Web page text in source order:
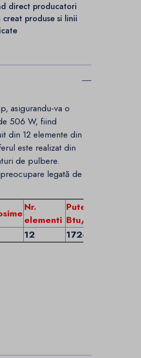
direct producatori
creat produse si linii
asigurandu-va o
506 W, fiind
din 12 elemente din
este realizat din
de pulbere.
legată de
Nr.
elementi
Putere
Btu/Watt
12 1726/506